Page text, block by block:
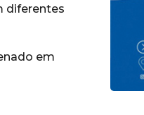
diferentes
em